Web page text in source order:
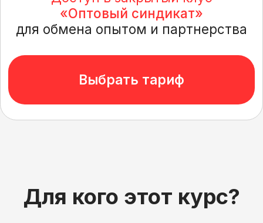
со второго месяца
Средняя прибыль учеников
Ваш результат:
для старта с нуля без вложений
Вам подойдет: